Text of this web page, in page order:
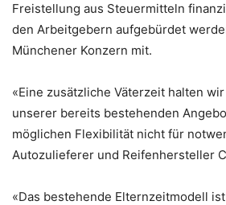
Freistellung aus Steuermitteln
den Arbeitgebern aufgebürdet
Münchener Konzern mit.
«Eine zusätzliche Väterzeit halten
unserer bereits bestehenden
möglichen Flexibilität nicht für
Autozulieferer und Reifenhersteller
«Das bestehende Elternzeitmodell